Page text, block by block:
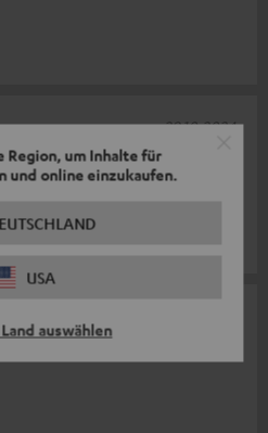
Region, um Inhalte für
und online einzukaufen.
USA
auswählen
29.10.2024